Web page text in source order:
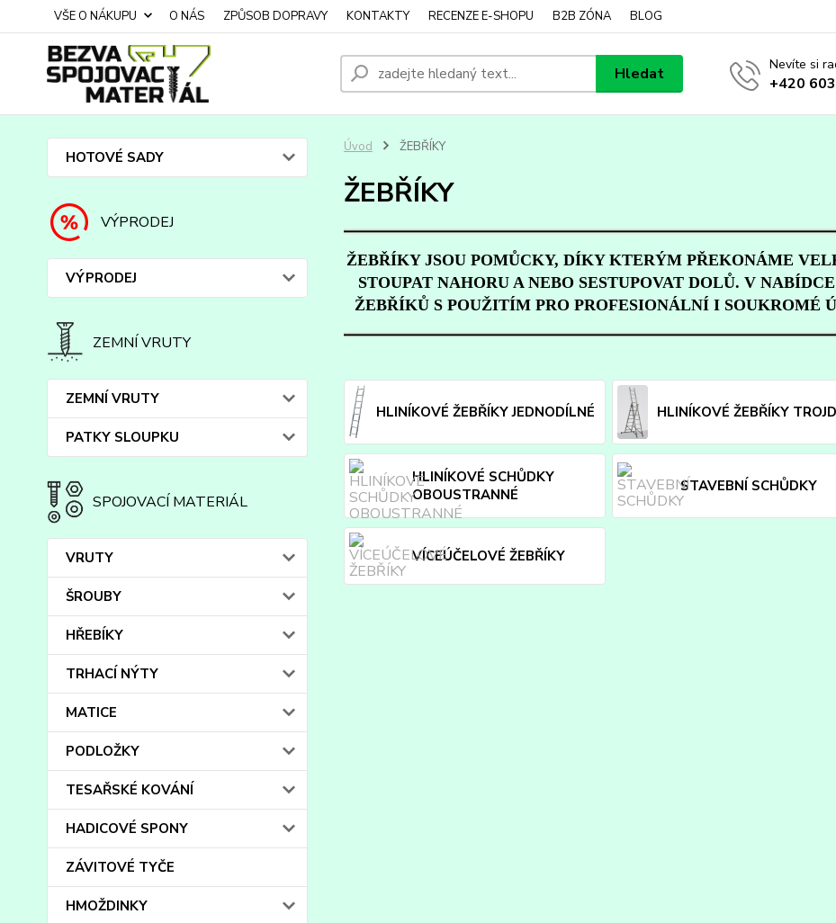
VŠE O NÁKUPU O NÁS ZPŮSOB DOPRAVY KONTAKTY RECENZE E-SHOPU B2B ZÓNA BLOG
Hledat Nevíte si
+420
HOTOVÉ SADY
VÝPRODEJ
VÝPRODEJ
ZEMNÍ VRUTY
ZEMNÍ VRUTY
PATKY SLOUPKU
SPOJOVACÍ MATERIÁL
VRUTY
ŠROUBY
HŘEBÍKY
TRHACÍ NÝTY
MATICE
PODLOŽKY
TESAŘSKÉ KOVÁNÍ
HADICOVÉ SPONY
ZÁVITOVÉ TYČE
HMOŽDINKY
Úvod ŽEBŘÍKY
ŽEBŘÍKY
ŽEBŘÍKY JSOU POMŮCKY, DÍKY KTERÝM PŘEKONÁME
STOUPAT NAHORU A NEBO SESTUPOVAT DOLŮ. V
ŽEBŘÍKŮ S POUŽITÍM PRO PROFESIONÁLNÍ I SOUKROMÉ
HLINÍKOVÉ ŽEBŘÍKY JEDNODÍLNÉ HLINÍKOVÉ ŽEBŘÍKY
HLINÍKOVÉ SCHŮDKY
OBOUSTRANNÉ
STAVEBNÍ SCHŮDKY
VÍCEÚČELOVÉ ŽEBŘÍKY